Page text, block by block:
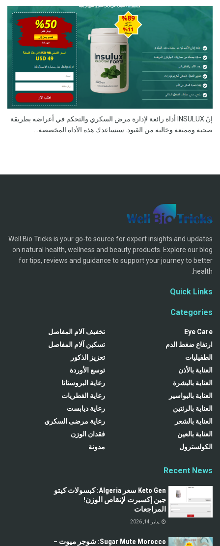
إنّ INSULUX أداة رائعة لإدارة مرض السكري والتحكم في أعراضه بطريقة
صحية وممتعة وخالية من القيود. ستساعدك هذه الأداة المخصصة...
Well Bio Tricks is your go-to source for expert insights and updates
on natural health, wellness and beauty products. Explore our blog
for tips, reviews and guidance to support your journey to better
health.
Quick Links
Categories
Eye Care
ارتفاع ضغط الدم
الطفيليات
العناية بالأذن
العناية بالبشرة
العناية بالبواسير
العناية بالرئتين
العناية بالشعر
العناية بالعين
الكولسترول
تخفيف آلام المفاصل
تسكين آلام المفاصل
تعزيز الذكور
توسع الأوردة
رعاية البروستاتا
رعاية الفطريات
رعاية ديابست
رعاية مرضى السكري
فقدان الوزن
مدونة
Recent News
Keto Gen سعر Algeria: كبسولات كيتو
جين إكسبرت لإنقاص الوزن!
المراجعات
يناير 14, 2026
Sugar Mute Morocco: شوجر ميوت –